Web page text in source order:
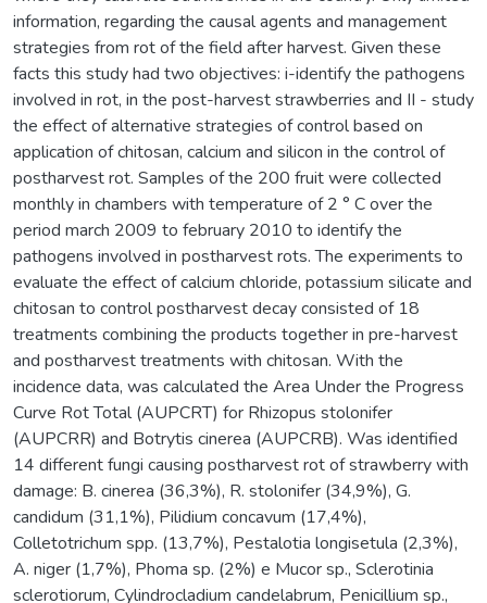
information, regarding the causal agents and management
strategies from rot of the field after harvest. Given these
facts this study had two objectives: i-identify the pathogens
involved in rot, in the post-harvest strawberries and II - study
the effect of alternative strategies of control based on
application of chitosan, calcium and silicon in the control of
postharvest rot. Samples of the 200 fruit were collected
monthly in chambers with temperature of 2 ° C over the
period march 2009 to february 2010 to identify the
pathogens involved in postharvest rots. The experiments to
evaluate the effect of calcium chloride, potassium silicate and
chitosan to control postharvest decay consisted of 18
treatments combining the products together in pre-harvest
and postharvest treatments with chitosan. With the
incidence data, was calculated the Area Under the Progress
Curve Rot Total (AUPCRT) for Rhizopus stolonifer
(AUPCRR) and Botrytis cinerea (AUPCRB). Was identified
14 different fungi causing postharvest rot of strawberry with
damage: B. cinerea (36,3%), R. stolonifer (34,9%), G.
candidum (31,1%), Pilidium concavum (17,4%),
Colletotrichum spp. (13,7%), Pestalotia longisetula (2,3%),
A. niger (1,7%), Phoma sp. (2%) e Mucor sp., Sclerotinia
sclerotiorum, Cylindrocladium candelabrum, Penicillium sp.,